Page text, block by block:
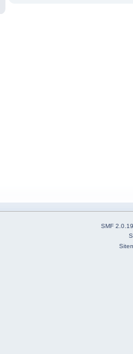
SMF 2.0.19